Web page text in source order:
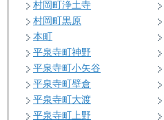
村岡町浄土寺
村岡町黒原
本町
平泉寺町神野
平泉寺町小矢谷
平泉寺町壁倉
平泉寺町大渡
平泉寺町上野